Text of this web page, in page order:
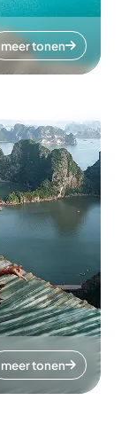
meer tonen
meer tonen